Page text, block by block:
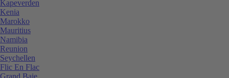
Kapeverden
Kenia
Marokko
Mauritius
Namibia
Reunion
Seychellen
Flic En Flac
Grand Baie